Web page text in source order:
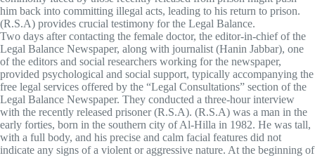
him back into committing illegal acts, leading to his return to prison.
(R.S.A) provides crucial testimony for the Legal Balance.
Two days after contacting the female doctor, the editor-in-chief of the
Legal Balance Newspaper, along with journalist (Hanin Jabbar), one
of the editors and social researchers working for the newspaper,
provided psychological and social support, typically accompanying the
free legal services offered by the “Legal Consultations” section of the
Legal Balance Newspaper. They conducted a three-hour interview
with the recently released prisoner (R.S.A). (R.S.A) was a man in the
early forties, born in the southern city of Al-Hilla in 1982. He was tall,
with a full body, and his precise and calm facial features did not
indicate any signs of a violent or aggressive nature. At the beginning of